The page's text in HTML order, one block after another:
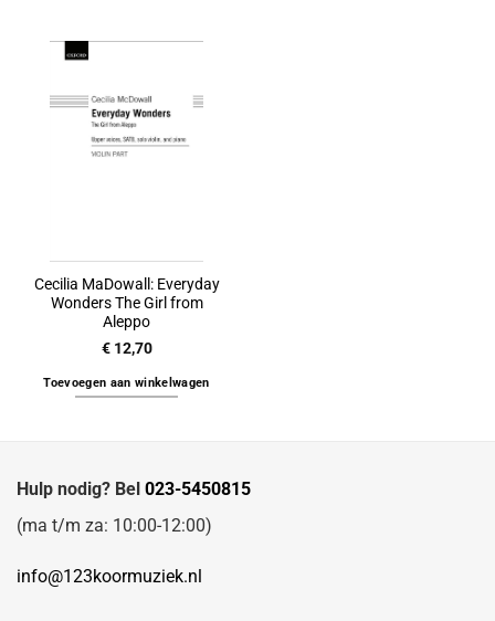
Cecilia MaDowall: Everyday
Wonders The Girl from
Aleppo
€12,70
Toevoegen aan winkelwagen
Hulp nodig? Bel 023-5450815
(ma t/m za: 10:00-12:00)
info@123koormuziek.nl